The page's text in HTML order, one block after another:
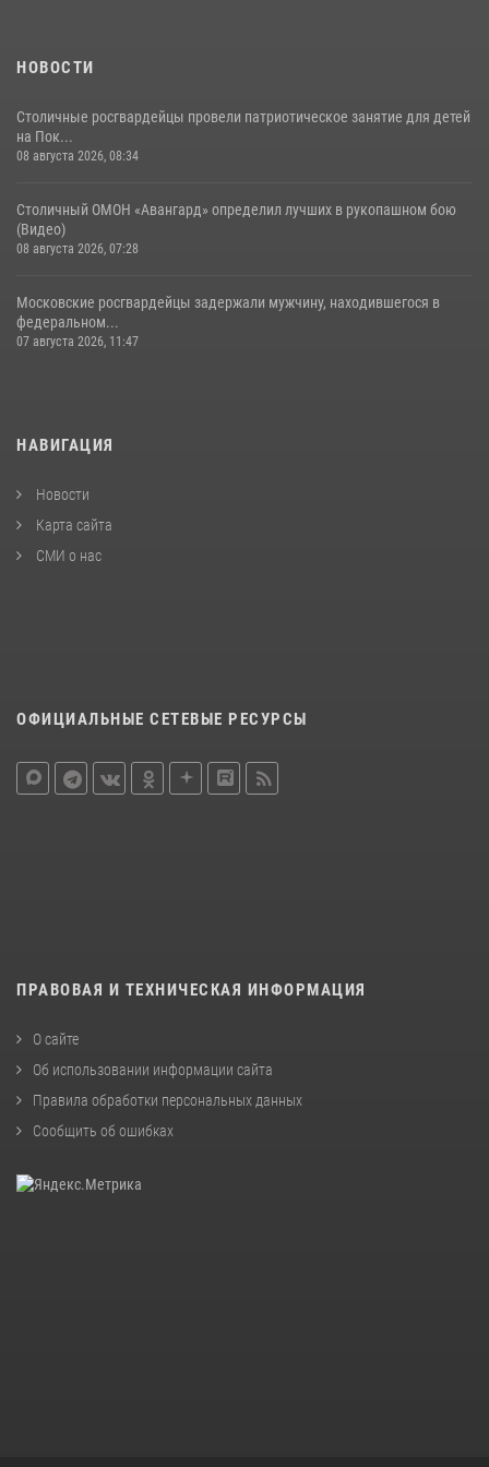
НОВОСТИ
Столичные росгвардейцы провели патриотическое занятие для детей
на Пок...
08 августа 2026, 08:34
Столичный ОМОН «Авангард» определил лучших в рукопашном бою
(Видео)
08 августа 2026, 07:28
Московские росгвардейцы задержали мужчину, находившегося в
федеральном...
07 августа 2026, 11:47
НАВИГАЦИЯ
Новости
Карта сайта
СМИ о нас
ОФИЦИАЛЬНЫЕ СЕТЕВЫЕ РЕСУРСЫ
ПРАВОВАЯ И ТЕХНИЧЕСКАЯ ИНФОРМАЦИЯ
О сайте
Об использовании информации сайта
Правила обработки персональных данных
Сообщить об ошибках